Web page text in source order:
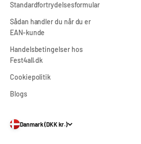
Standardfortrydelsesformular
Sådan handler du når du er
EAN-kunde
Handelsbetingelser hos
Fest4all.dk
Cookiepolitik
Blogs
Danmark (DKK kr.)